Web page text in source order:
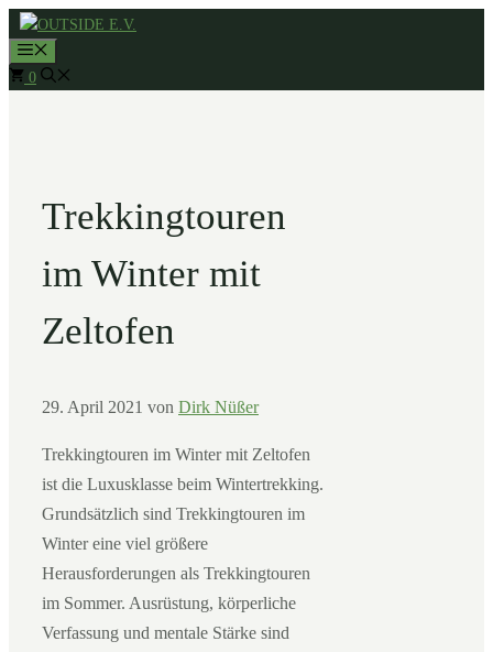
Zum
Inhalt
springen
0
Trekkingtouren
im Winter mit
Zeltofen
29. April 2021 von Dirk Nüßer
Trekkingtouren im Winter mit Zeltofen
ist die Luxusklasse beim Wintertrekking.
Grundsätzlich sind Trekkingtouren im
Winter eine viel größere
Herausforderungen als Trekkingtouren
im Sommer. Ausrüstung, körperliche
Verfassung und mentale Stärke sind